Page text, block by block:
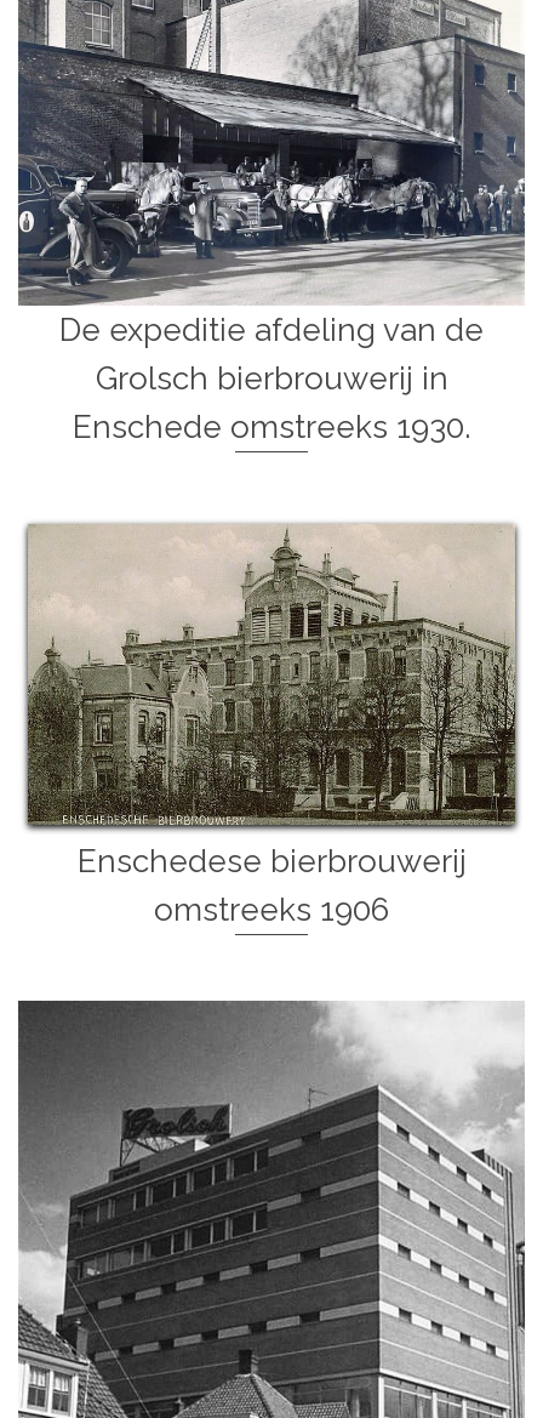
De expeditie afdeling van de
Grolsch bierbrouwerij in
Enschede omstreeks 1930.
Enschedese bierbrouwerij
omstreeks 1906